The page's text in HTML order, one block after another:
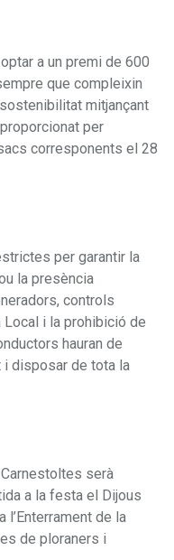
a un premi de 600
que compleixin
mitjançant
per
corresponents el 28
per garantir la
la presència
controls
Local i la prohibició de
hauran de
i disposar de tota la
serà
a la festa el Dijous
l’Enterrament de la
de ploraners i